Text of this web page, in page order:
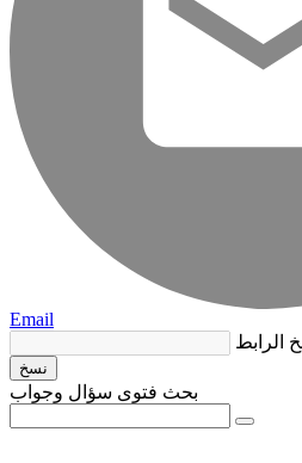
Email
نسخ
بحث فتوى سؤال وجواب